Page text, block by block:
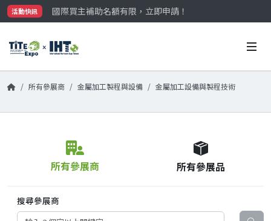
活動快訊
國際買主補助名額有限，立即申請！
參觀門票開放申請中‼️
國際買主補助名額有限，立即申請！
所有參展商 金屬加工製程與設備 金屬加工設備與製程技術
所有參展商 所有參展品
搜尋參展商